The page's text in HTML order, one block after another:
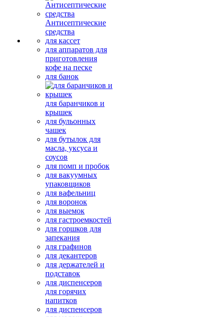
Антисептические
средства
для кассет
для аппаратов для
приготовления
кофе на песке
для банок
для баранчиков и
крышек
для бульонных
чашек
для бутылок для
масла, уксуса и
соусов
для помп и пробок
для вакуумных
упаковщиков
для вафельниц
для воронок
для выемок
для гастроемкостей
для горшков для
запекания
для графинов
для декантеров
для держателей и
подставок
для диспенсеров
для горячих
напитков
для диспенсеров